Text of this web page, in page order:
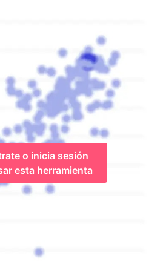
o inicia sesión
esta herramienta